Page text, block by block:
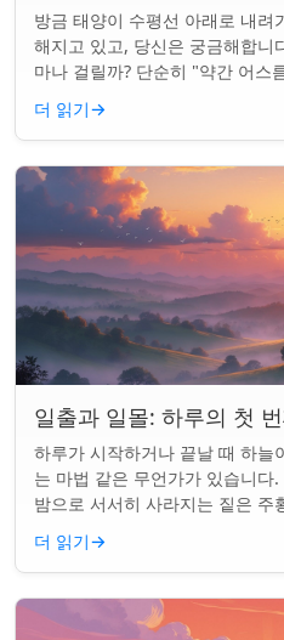
방금 태양이 수평선 아래로 내려
해지고 있고, 당신은 궁금해합니
마나 걸릴까? 단순히 "약간 어스
한 밤이 되는 것. 알고 보니...
더 읽기→
일출과 일몰: 하루의 첫
하루가 시작하거나 끝날 때 하늘
는 마법 같은 무언가가 있습니다
밤으로 서서히 사라지는 짙은 주
경이로움으로 우리의 하루를 시작
더 읽기→